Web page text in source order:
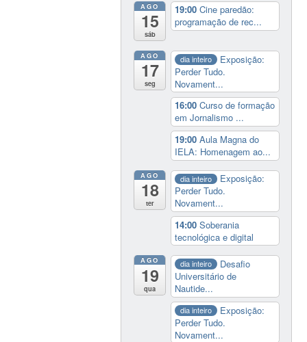
AGO
15
sáb
19:00Cine paredão:
programação de rec...
AGO
17
seg
dia inteiro
Exposição:
Perder Tudo.
Novament...
16:00Curso de formação
em Jornalismo ...
19:00Aula Magna do
IELA: Homenagem ao...
AGO
18
ter
dia inteiro
Exposição:
Perder Tudo.
Novament...
14:00Soberania
tecnológica e digital
AGO
19
qua
dia inteiro
Desafio
Universitário de
Nautide...
dia inteiro
Exposição:
Perder Tudo.
Novament...